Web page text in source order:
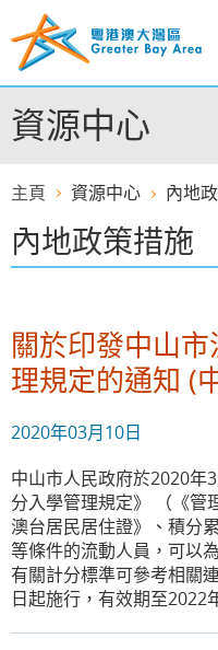
至
容
的
開
資源中心
主頁 資源中心 內地
內地政策措施
關於印發中山
理規定的通知 (
2020年03月10日
中山市人民政府於2020年
分入學管理規定》 （《管
澳台居民居住證》、積分
等條件的流動人員，可以
有關計分標準可參考相關
日起施行，有效期至2022